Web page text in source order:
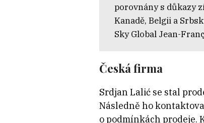
porovnány s důkazy
Kanadě, Belgii a
Sky Global Jean-
Česká firma
Srdjan Lalić se stal
Následně ho
o podmínkách prodeje.